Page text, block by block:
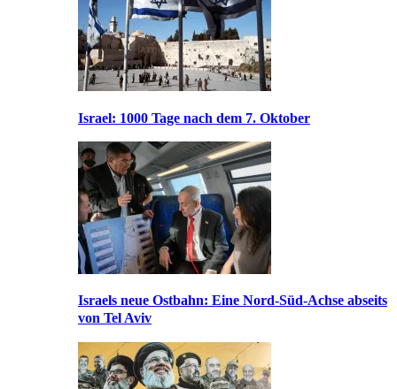
Israel: 1000 Tage nach dem 7. Oktober
Israels neue Ostbahn: Eine Nord-Süd-Achse abseits
von Tel Aviv